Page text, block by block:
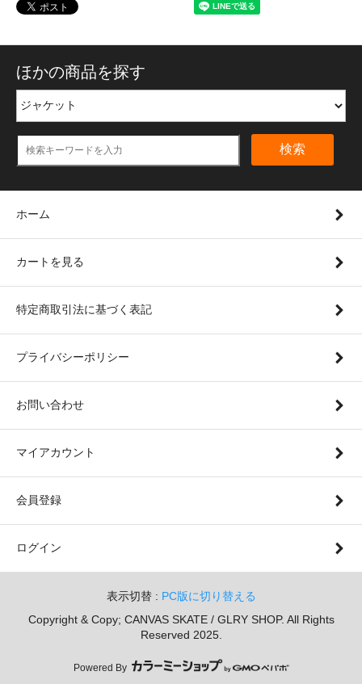
ほかの商品を探す
検索
ホーム
カートを見る
特定商取引法に基づく表記
プライバシーポリシー
お問い合わせ
マイアカウント
会員登録
ログイン
表示切替 : PC版に切り替える
Copyright & Copy; CANVAS SKATE / GLRY SHOP. All Rights
Reserved 2025.
Powered By